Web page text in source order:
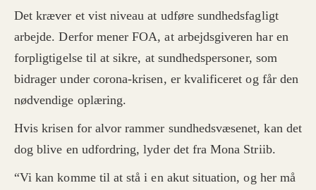
Det kræver et vist niveau at udføre sundhedsfagligt
arbejde. Derfor mener FOA, at arbejdsgiveren har en
forpligtigelse til at sikre, at sundhedspersoner, som
bidrager under corona-krisen, er kvalificeret og får den
nødvendige oplæring.
Hvis krisen for alvor rammer sundhedsvæsenet, kan det
dog blive en udfordring, lyder det fra Mona Striib.
“Vi kan komme til at stå i en akut situation, og her må